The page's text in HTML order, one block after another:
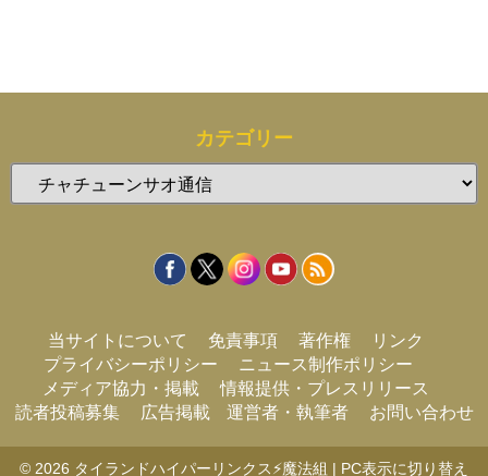
カテゴリー
テ
当サイトについて 免責事項 著作権
リンク
プライバシーポリシー
ニュース制作ポリシー
メディア協力・掲載
情報提供・プレスリリース
読者投稿募集
広告掲載 運営者・執筆者 お問い合わせ
© 2026 タイランドハイパーリンクス⚡魔法組 | PC表示に切り替え